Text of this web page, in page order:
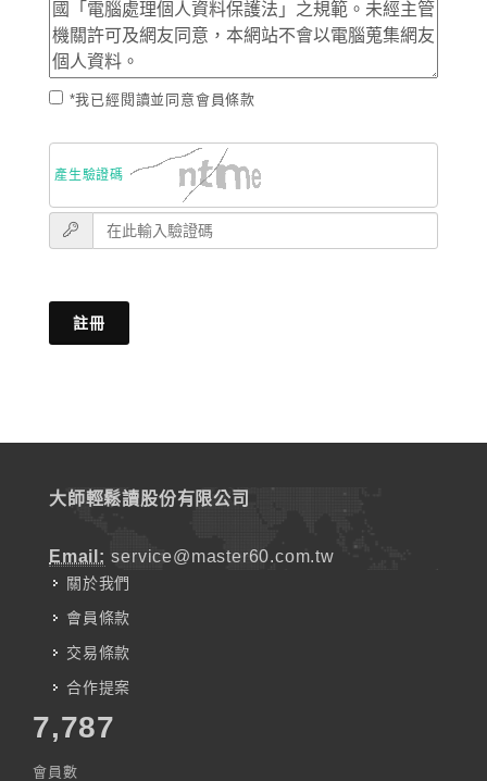
*我已經閱讀並同意會員條款
產生驗證碼
註冊
大師輕鬆讀股份有限公司
Email: service@master60.com.tw
關於我們
會員條款
交易條款
合作提案
7,787
會員數